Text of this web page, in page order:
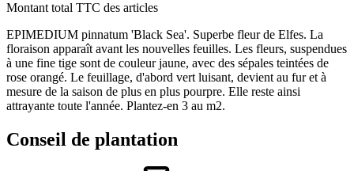
Montant total TTC des articles
EPIMEDIUM pinnatum 'Black Sea'. Superbe fleur de Elfes. La
floraison apparaît avant les nouvelles feuilles. Les fleurs, suspendues
à une fine tige sont de couleur jaune, avec des sépales teintées de
rose orangé. Le feuillage, d'abord vert luisant, devient au fur et à
mesure de la saison de plus en plus pourpre. Elle reste ainsi
attrayante toute l'année. Plantez-en 3 au m2.
Conseil de plantation